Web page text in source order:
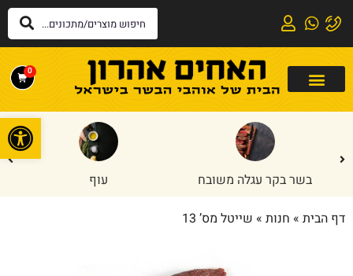
0
בשר בקר עגלה משובח עוף
דף הבית » חנות » שייטל מס’ 13